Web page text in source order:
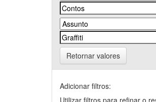
Retornar valores
Adicionar filtros:
Utilizar filtros para refinar o